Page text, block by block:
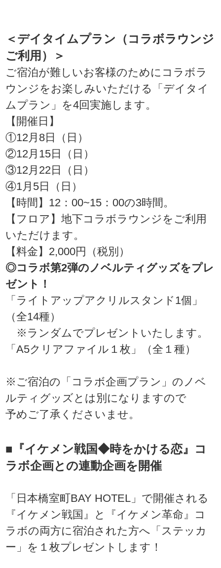
＜デイタイムプラン（コラボラウンジ
ご利用）＞
ご宿泊が難しいお客様のためにコラボラ
ウンジをお楽しみいただける「デイタイ
ムプラン」を4回実施します。
【開催日】
①12月8日（日）
②12月15日（日）
③12月22日（日）
④1月5日（日）
【時間】12：00~15：00の3時間。
【フロア】地下コラボラウンジをご利用
いただけます。
【料金】2,000円（税別）
◎コラボ第2弾のノベルティグッズをプレ
ゼント！
「ライトアップアクリルスタンド1個」
（全14種）
※ランダムでプレゼントいたします。
「A5クリアファイル１枚」（全１種）
※ご宿泊の「コラボ企画プラン」のノベ
ルティグッズとは別になりますので
予めご了承くださいませ。
■『イケメン戦国◆時をかける恋』コ
ラボ企画との連動企画を開催
「日本橋室町BAY HOTEL」で開催される
『イケメン戦国』と『イケメン革命』コ
ラボの両方に宿泊された方へ「ステッカ
ー」を１枚プレゼントします！